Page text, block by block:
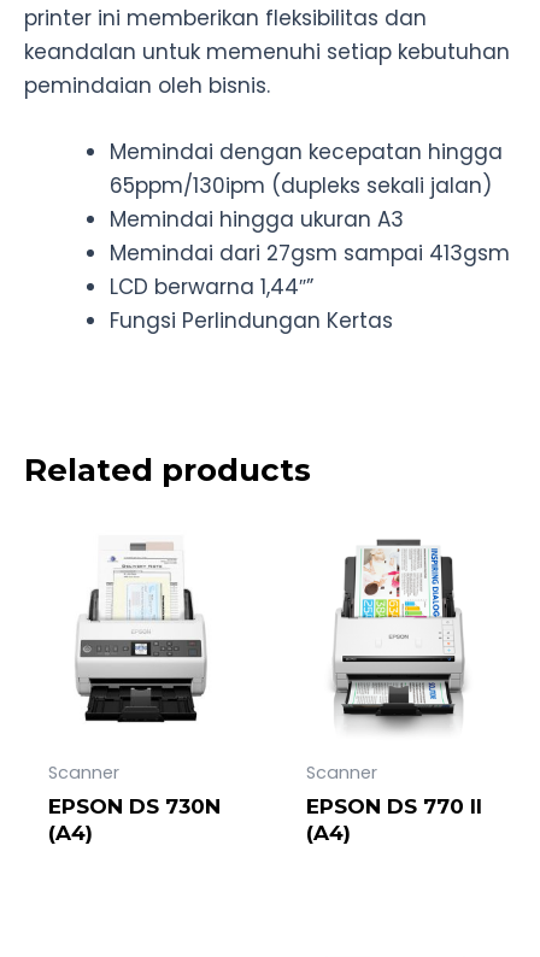
printer ini memberikan fleksibilitas dan
keandalan untuk memenuhi setiap kebutuhan
pemindaian oleh bisnis.
Memindai dengan kecepatan hingga
65ppm/130ipm (dupleks sekali jalan)
Memindai hingga ukuran A3
Memindai dari 27gsm sampai 413gsm
LCD berwarna 1,44″”
Fungsi Perlindungan Kertas
Related products
Scanner
EPSON DS 730N
(A4)
Scanner
EPSON DS 770 II
(A4)